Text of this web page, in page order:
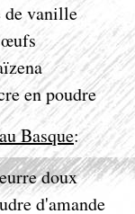
de vanille
œufs
en poudre
Basque:
doux
d'amande